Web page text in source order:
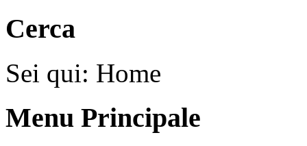
Cerca
Sei qui: Home
Menu Principale